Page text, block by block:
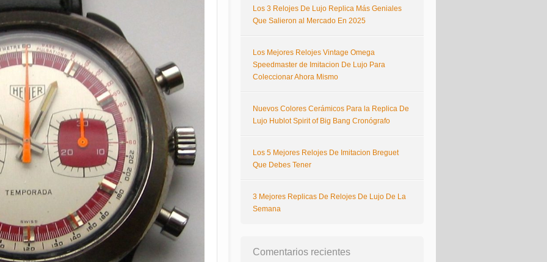
Los 3 Relojes De Lujo Replica Más Geniales
Que Salieron al Mercado En 2025
Los Mejores Relojes Vintage Omega
Speedmaster de Imitacion De Lujo Para
Coleccionar Ahora Mismo
Nuevos Colores Cerámicos Para la Replica De
Lujo Hublot Spirit of Big Bang Cronógrafo
Los 5 Mejores Relojes De Imitacion Breguet
Que Debes Tener
3 Mejores Replicas De Relojes De Lujo De La
Semana
Comentarios recientes